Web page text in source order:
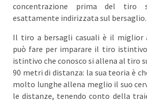
concentrazione prima del tiro
esattamente indirizzata sul bersaglio.
Il tiro a bersagli casuali è il miglior
può fare per imparare il tiro
istintivo che conosco si allena al tiro
90 metri di distanza: la sua teoria è
molto lunghe allena meglio il suo
le distanze, tenendo conto della